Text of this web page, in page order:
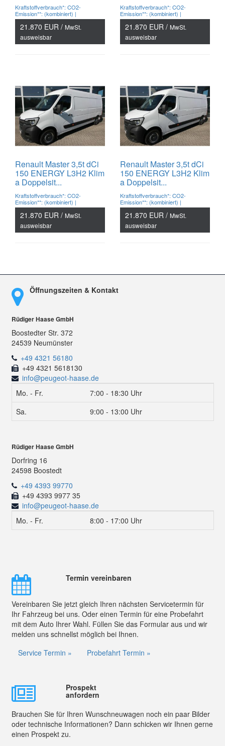
Kraftstoffverbrauch*: CO2-
Emission**: (kombiniert) |
21.870 EUR / MwSt.
ausweisbar
Kraftstoffverbrauch*: CO2-
Emission**: (kombiniert) |
21.870 EUR / MwSt.
ausweisbar
Renault Master 3,5t dCi
150 ENERGY L3H2 Klim
a Doppelsit...
Kraftstoffverbrauch*: CO2-
Emission**: (kombiniert) |
21.870 EUR / MwSt.
ausweisbar
Renault Master 3,5t dCi
150 ENERGY L3H2 Klim
a Doppelsit...
Kraftstoffverbrauch*: CO2-
Emission**: (kombiniert) |
21.870 EUR / MwSt.
ausweisbar
Öffnungszeiten & Kontakt
Rüdiger Haase GmbH
Boostedter Str. 372
24539 Neumünster
+49 4321 56180
+49 4321 5618130
info@peugeot-haase.de
Mo. - Fr.
7:00 - 18:30 Uhr
Sa.
9:00 - 13:00 Uhr
Rüdiger Haase GmbH
Dorfring 16
24598 Boostedt
+49 4393 99770
+49 4393 9977 35
info@peugeot-haase.de
Mo. - Fr.
8:00 - 17:00 Uhr
Termin vereinbaren
Vereinbaren Sie jetzt gleich Ihren nächsten Servicetermin für
Ihr Fahrzeug bei uns. Oder einen Termin für eine Probefahrt
mit dem Auto Ihrer Wahl. Füllen Sie das Formular aus und wir
melden uns schnellst möglich bei Ihnen.
Service Termin »
Probefahrt Termin »
Prospekt
anfordern
Brauchen Sie für Ihren Wunschneuwagen noch ein paar Bilder
oder technische Informationen? Dann schicken wir Ihnen gerne
einen Prospekt zu.